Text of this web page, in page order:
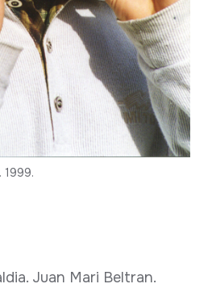
1999.
Juan Mari Beltran.